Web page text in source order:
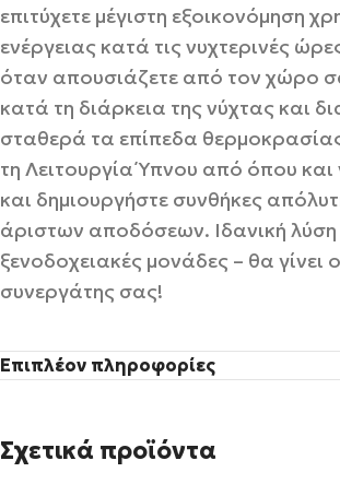
επιτύχετε μέγιστη εξοικονόμηση
ενέργειας κατά τις νυχτερινές
όταν απουσιάζετε από τον χώρο
κατά τη διάρκεια της νύχτας και
σταθερά τα επίπεδα
τη Λειτουργία Ύπνου από όπου και
και δημιουργήστε συνθήκες
άριστων αποδόσεων. Ιδανική λύση
ξενοδοχειακές μονάδες – θα γίνει
συνεργάτης σας!
Επιπλέον πληροφορίες
Σχετικά προϊόντα